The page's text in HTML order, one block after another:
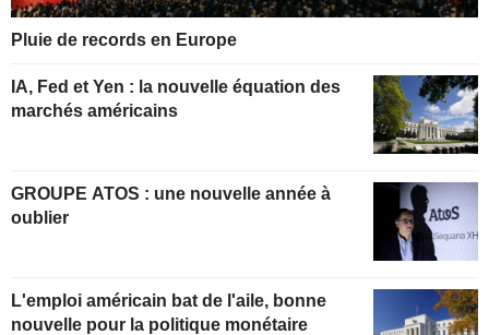
Pluie de records en Europe
IA, Fed et Yen : la nouvelle équation des
marchés américains
GROUPE ATOS : une nouvelle année à
oublier
L'emploi américain bat de l'aile, bonne
nouvelle pour la politique monétaire